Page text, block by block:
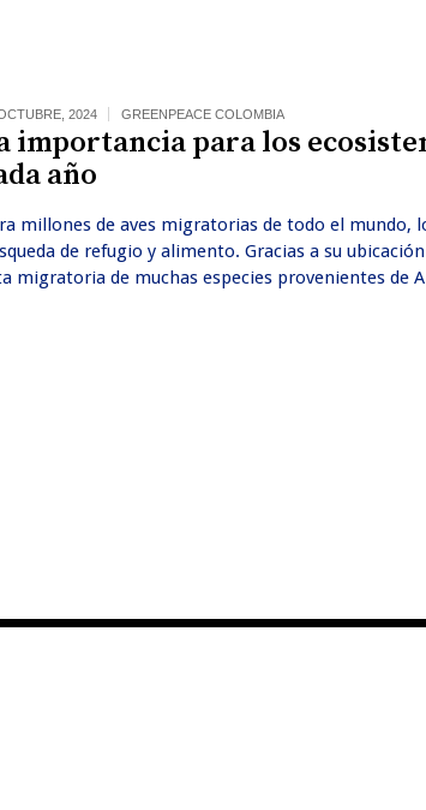
2024 GREENPEACE COLOMBIA
importancia para los
año
millones de aves migratorias de todo el
de refugio y alimento. Gracias a su
migratoria de muchas especies provenientes de